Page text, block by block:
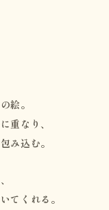
絵。
重なり、
み込む。
てくれる。